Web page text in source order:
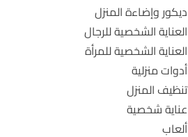
ديكور وإضاءة المنزل
العناية الشخصية للرجال
العناية الشخصية للمرأة
أدوات منزلية
تنظيف المنزل
عناية شخصية
ألعاب